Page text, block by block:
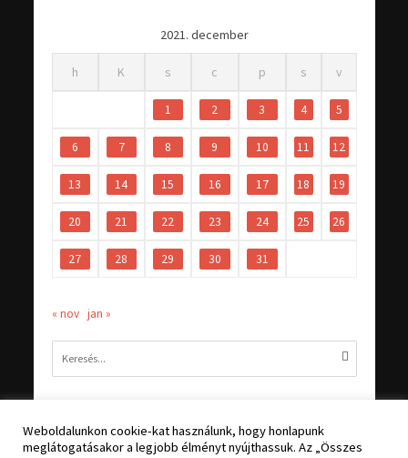
2021. december
h K s c p s v
1 2 3 4 5
6 7 8 9 10 11 12
13 14 15 16 17 18 19
20 21 22 23 24 25 26
27 28 29 30 31
« nov jan »
Weboldalunkon cookie-kat használunk, hogy honlapunk
meglátogatásakor a legjobb élményt nyújthassuk. Az „Összes